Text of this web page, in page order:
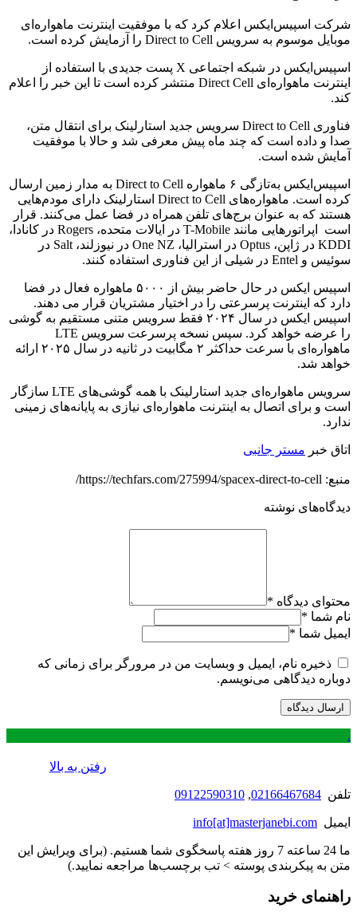
شرکت اسپیس‌ایکس اعلام کرد که با موفقیت اینترنت ماهواره‌ای
موبایل موسوم به سرویس Direct to Cell را آزمایش کرده است.
اسپیس‌ایکس در شبکه‌ اجتماعی X پست جدیدی با استفاده از
اینترنت ماهواره‌ای Direct Cell منتشر کرده است تا این خبر را اعلام
کند.
فناوری Direct to Cell سرویس جدید استارلینک برای انتقال متن،
صدا و داده است که چند ماه پیش معرفی شد و حالا با موفقیت
آمایش شده است.
اسپیس‌ایکس به‌تازگی ۶ ماهواره Direct to Cell به مدار زمین ارسال
کرده است. ماهواره‌‌های Direct to Cell استارلینک دارای مودم‌هایی
هستند که به عنوان برج‌های تلفن همراه در فضا عمل می‌کنند. قرار
است اپراتورهایی مانند T-Mobile در ایالات متحده، Rogers در کانادا،
KDDI در ژاپن، Optus در استرالیا، One NZ در نیوزلند، Salt در
سوئیس و Entel در شیلی از این فناوری استفاده کنند.
اسپیس ایکس در حال حاضر بیش از ۵۰۰۰ ماهواره فعال در فضا
دارد که اینترنت پرسرعتی را در اختیار مشتریان قرار می دهند.
اسپیس ایکس در سال ۲۰۲۴ فقط سرویس متنی مستقیم به گوشی
را عرضه خواهد کرد. سپس نسخه پرسرعت سرویس LTE
ماهواره‌ای با سرعت حداکثر ۲ مگابیت در ثانیه در سال ۲۰۲۵ ارائه
خواهد شد.
سرویس ماهواره‌ای جدید استارلینک با همه گوشی‌های LTE سازگار
است و برای اتصال به اینترنت ماهواره‌ای نیازی به پایانه‌های زمینی
ندارد.
اتاق خبر مستر جانبی
منبع: https://techfars.com/275994/spacex-direct-to-cell/
دیدگاه‌های نوشته
محتوای دیدگاه *
نام شما *
ایمیل شما *
ذخیره نام، ایمیل و وبسایت من در مرورگر برای زمانی که
دوباره دیدگاهی می‌نویسم.
.
رفتن به بالا
تلفن 02166467684
,
09122590310
ایمیل info[at]masterjanebi.com
ما 24 ساعته 7 روز هفته پاسخگوی شما هستیم. (برای ویرایش این
متن به پیکربندی پوسته > تب برچسب‌ها مراجعه نمایید.)
راهنمای خرید